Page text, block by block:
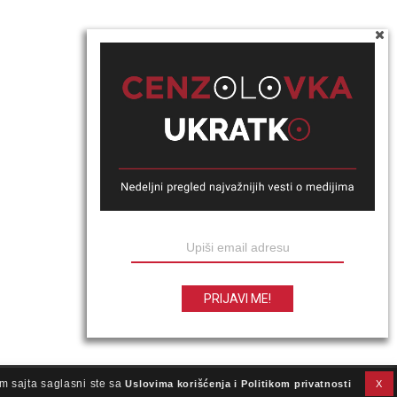
sajta saglasni ste saUslovima korišćenja i Politikom privatnosti X